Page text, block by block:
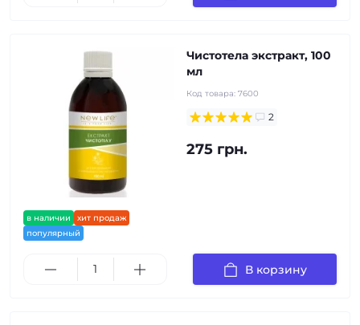
в наличии
хит продаж
популярный
Чистотела экстракт, 100
мл
Код товара: 7600
2
275 грн.
В корзину